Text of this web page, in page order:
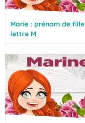
Marie : prénom de fille
lettre M